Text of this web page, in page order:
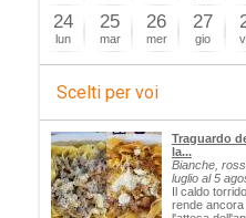
24
lun
25
mar
26
mer
27
gio
Scelti per voi
Traguardo
la...
Bianche,
luglio al 5
Il caldo
rende